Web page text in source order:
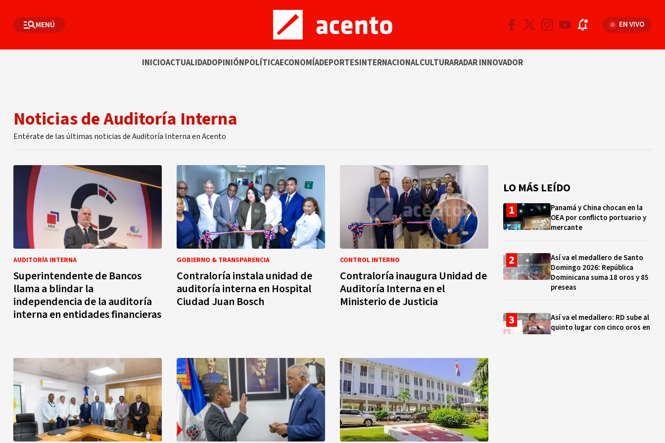
MENÚ EN VIVO
INICIOACTUALIDADOPINIÓNPOLÍTICAECONOMÍADEPORTESINTERNACIONALCULTURARADAR INNOVADOR
Noticias de Auditoría Interna
Entérate de las últimas noticias de Auditoría Interna en Acento
AUDITORÍA INTERNA
Superintendente de Bancos
llama a blindar la
independencia de la auditoría
interna en entidades financieras
GOBIERNO & TRANSPARENCIA
Contraloría instala unidad de
auditoría interna en Hospital
Ciudad Juan Bosch
CONTROL INTERNO
Contraloría inaugura Unidad de
Auditoría Interna en el
Ministerio de Justicia
LO MÁS LEÍDO
Panamá y China chocan en la
OEA por conflicto portuario y
mercante
Así va el medallero de Santo
Domingo 2026: República
Dominicana suma 18 oros y 85
preseas
Así va el medallero: RD sube al
quinto lugar con cinco oros en